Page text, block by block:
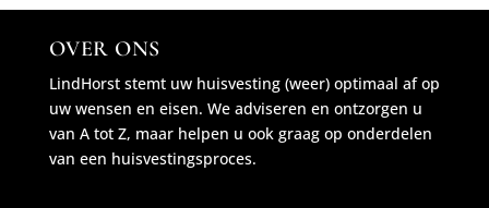
OVER ONS
LindHorst stemt uw huisvesting (weer) optimaal af op
uw wensen en eisen. We adviseren en ontzorgen u
van A tot Z, maar helpen u ook graag op onderdelen
van een huisvestingsproces.